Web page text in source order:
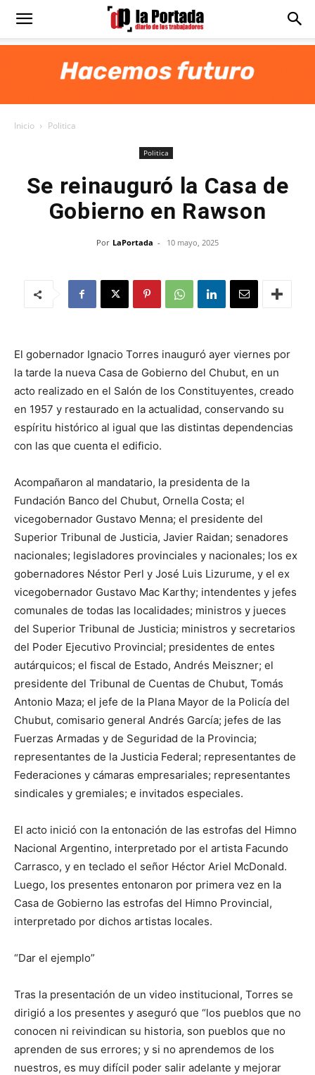
Diario
Inicio Politica
Politica
Se reinauguró la Casa de
Gobierno en Rawson
Por LaPortada - 10 mayo, 2025
El gobernador Ignacio Torres inauguró ayer viernes por
la tarde la nueva Casa de Gobierno del Chubut, en un
acto realizado en el Salón de los Constituyentes, creado
en 1957 y restaurado en la actualidad, conservando su
espíritu histórico al igual que las distintas dependencias
con las que cuenta el edificio.
Acompañaron al mandatario, la presidenta de la
Fundación Banco del Chubut, Ornella Costa; el
vicegobernador Gustavo Menna; el presidente del
Superior Tribunal de Justicia, Javier Raidan; senadores
nacionales; legisladores provinciales y nacionales; los ex
gobernadores Néstor Perl y José Luis Lizurume, y el ex
vicegobernador Gustavo Mac Karthy; intendentes y jefes
comunales de todas las localidades; ministros y jueces
del Superior Tribunal de Justicia; ministros y secretarios
del Poder Ejecutivo Provincial; presidentes de entes
autárquicos; el fiscal de Estado, Andrés Meiszner; el
presidente del Tribunal de Cuentas de Chubut, Tomás
Antonio Maza; el jefe de la Plana Mayor de la Policía del
Chubut, comisario general Andrés García; jefes de las
Fuerzas Armadas y de Seguridad de la Provincia;
representantes de la Justicia Federal; representantes de
Federaciones y cámaras empresariales; representantes
sindicales y gremiales; e invitados especiales.
El acto inició con la entonación de las estrofas del Himno
Nacional Argentino, interpretado por el artista Facundo
Carrasco, y en teclado el señor Héctor Ariel McDonald.
Luego, los presentes entonaron por primera vez en la
Casa de Gobierno las estrofas del Himno Provincial,
interpretado por dichos artistas locales.
“Dar el ejemplo”
Tras la presentación de un video institucional, Torres se
dirigió a los presentes y aseguró que “los pueblos que no
conocen ni reivindican su historia, son pueblos que no
aprenden de sus errores; y si no aprendemos de los
nuestros, es muy difícil poder salir adelante y mejorar